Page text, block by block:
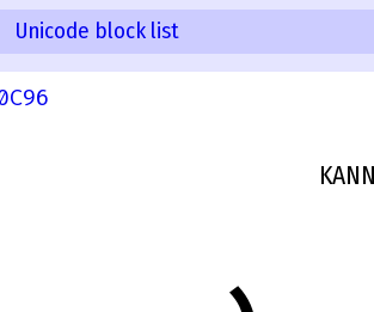
Unicode block list